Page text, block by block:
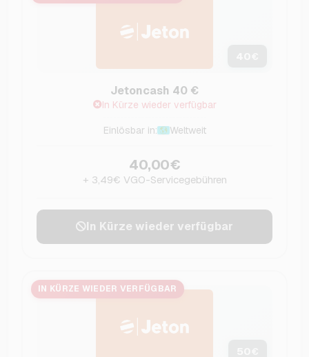
Jetoncash 40 €
In Kürze wieder verfügbar
Einlösbar in: Weltweit
40,00€
+ 3,49€ VGO-Servicegebühren
In Kürze wieder verfügbar
IN KÜRZE WIEDER VERFÜGBAR